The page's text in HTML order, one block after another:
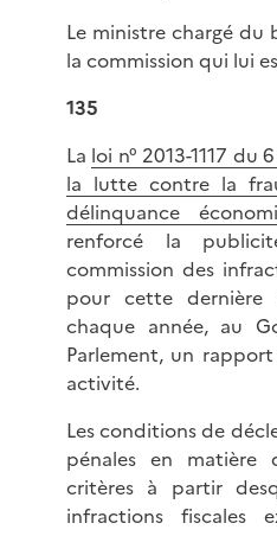
Le ministre chargé du
la commission qui lui
135
La loi n° 2013-1117 du
la lutte contre la
délinquance
renforcé la
commission des
pour cette dernière
chaque année, au
Parlement, un
activité.
Les conditions de
pénales en
critères à partir
infractions fiscales